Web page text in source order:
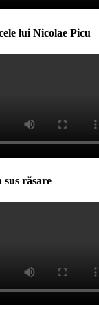
lui Nicolae Picu
răsare